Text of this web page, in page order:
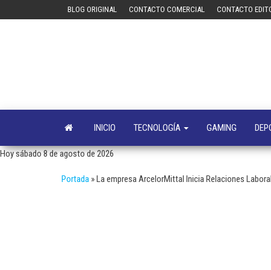
BLOG ORIGINAL CONTACTO COMERCIAL CONTACTO
INICIO TECNOLOGÍA GAMING
Hoy sábado 8 de agosto de 2026
Portada »La empresa ArcelorMittal Inicia Relaciones